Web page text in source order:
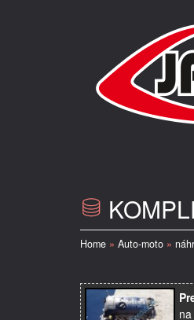
Home » Auto-moto »